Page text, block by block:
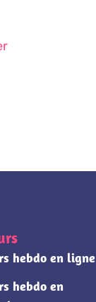
hebdo en ligne
hebdo en